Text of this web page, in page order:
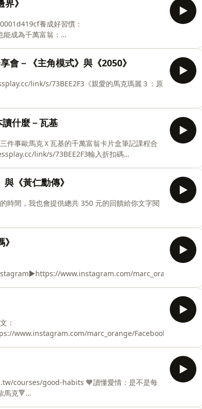
》
養成好習慣：
成為千萬富翁：
aboutInstagram▶⁠⁠⁠⁠⁠⁠⁠⁠⁠⁠⁠⁠⁠⁠⁠⁠⁠⁠⁠https://
會－《主角模式》與《2050》
link/s/73BEE2F3《親愛的馬克瑪麗３：原
marc_orange/⁠⁠⁠⁠⁠⁠⁠⁠⁠⁠⁠⁠⁠⁠⁠⁠⁠⁠Threads▶⁠⁠https://
什麼－瓦基
件事歐馬克Ｘ瓦基的千萬富翁卡片盒筆記課程合
link/s/73BEE2F3輸入折扣碼
：✅把時間買回來✅順著大腦來生活✅重要事
www.threads.com/
《黃仁勳傳》
間，我也會提供總共 350 元的回饋給你文字閱
www.instagram.com/
www.instagram.com/marc_orange/⁠⁠⁠⁠⁠⁠⁠⁠⁠⁠⁠⁠⁠⁠⁠
：
www.instagram.com/marc_orange/⁠⁠⁠⁠⁠⁠⁠⁠⁠⁠⁠⁠⁠⁠Facebook▶https://
habits⁠ 🧡讀懂愛情：是不是每